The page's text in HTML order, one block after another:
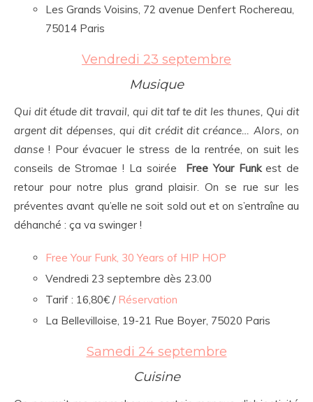
Les Grands Voisins, 72 avenue Denfert Rochereau,
75014 Paris
Vendredi 23 septembre
Musique
Qui dit étude dit travail, qui dit taf te dit les thunes, Qui dit
argent dit dépenses, qui dit crédit dit créance… Alors, on
danse ! Pour évacuer le stress de la rentrée, on suit les
conseils de Stromae ! La soirée
Free Your Funkest de
retour pour notre plus grand plaisir. On se rue sur les
préventes avant qu’elle ne soit sold out et on s’entraîne au
déhanché : ça va swinger !
Free Your Funk, 30 Years of HIP HOP
Vendredi 23 septembre dès 23.00
Tarif : 16,80€ / Réservation
La Bellevilloise, 19-21 Rue Boyer, 75020 Paris
Samedi 24 septembre
Cuisine